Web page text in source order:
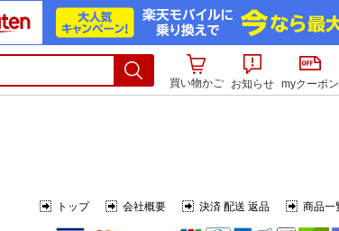
買い物かご お知らせ myクーポン